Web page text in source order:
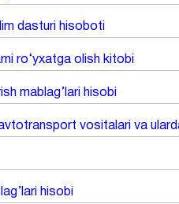
dasturi hisoboti
ro‘yxatga olish kitobi
mablag’lari hisobi
vositalari va
hisobi